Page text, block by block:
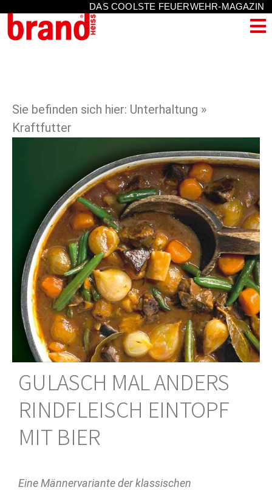
DAS COOLSTE FEUERWEHR-MAGAZIN
Sie befinden sich hier: Unterhaltung »
Kraftfutter
GULASCH MAL ANDERS
RINDFLEISCH EINTOPF
MIT BIER
Eine Männervariante der klassischen